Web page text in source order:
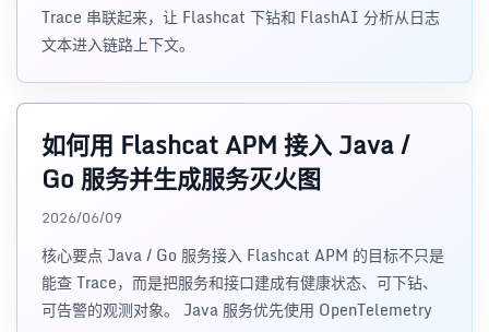
Trace 串联起来，让 Flashcat 下钻和 FlashAI 分析从日志
文本进入链路上下文。
如何用 Flashcat APM 接入 Java /
Go 服务并生成服务灭火图
2026/06/09
核心要点 Java / Go 服务接入 Flashcat APM 的目标不只是
能查 Trace，而是把服务和接口建成有健康状态、可下钻、
可告警的观测对象。 Java 服务优先使用 OpenTelemetry